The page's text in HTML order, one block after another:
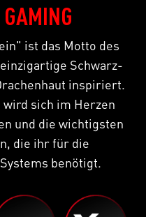
ist das Motto des
einzigartige Schwarz-
inspiriert.
wird sich im Herzen
und die wichtigsten
die ihr für die
benötigt.